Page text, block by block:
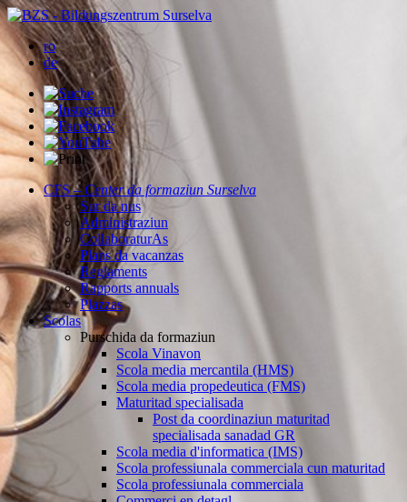
ro
de
CFS –Center da formaziun Surselva
Sur da nus
Administraziun
CollaboraturAs
Plans da vacanzas
Reglaments
Rapports annuals
Plazzas
Scolas
Purschida da formaziun
Scola Vinavon
Scola media mercantila (HMS)
Scola media propedeutica (FMS)
Maturitad specialisada
Post da coordinaziun maturitad
specialisada sanadad GR
Scola media d'informatica (IMS)
Scola professiunala commerciala cun maturitad
Scola professiunala commerciala